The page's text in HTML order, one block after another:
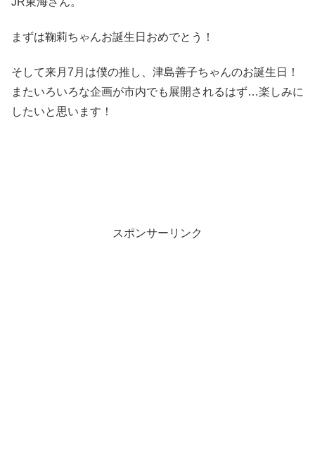
まずは鞠莉ちゃんお誕生日おめでとう！
そして来月7月は僕の推し、津島善子ちゃんのお誕生日！
またいろいろな企画が市内でも展開されるはず…楽しみに
したいと思います！
スポンサーリンク